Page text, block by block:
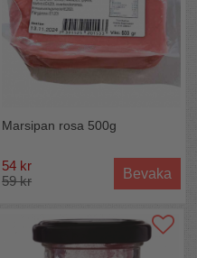
Marsipan rosa 500g
54 kr
59 kr
Bevaka